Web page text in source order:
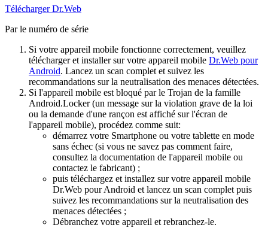
Télécharger Dr.Web
Par le numéro de série
Si votre appareil mobile fonctionne correctement, veuillez
télécharger et installer sur votre appareil mobile Dr.Web pour
Android. Lancez un scan complet et suivez les
recommandations sur la neutralisation des menaces détectées.
Si l'appareil mobile est bloqué par le Trojan de la famille
Android.Locker (un message sur la violation grave de la loi
ou la demande d'une rançon est affiché sur l'écran de
l'appareil mobile), procédez comme suit:
démarrez votre Smartphone ou votre tablette en mode
sans échec (si vous ne savez pas comment faire,
consultez la documentation de l'appareil mobile ou
contactez le fabricant) ;
puis téléchargez et installez sur votre appareil mobile
Dr.Web pour Android et lancez un scan complet puis
suivez les recommandations sur la neutralisation des
menaces détectées ;
Débranchez votre appareil et rebranchez-le.